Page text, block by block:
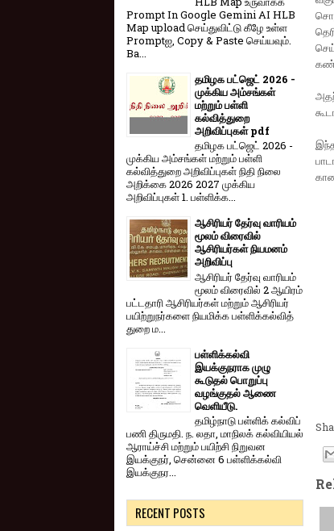
Prompt In Google Gemini AI HLB
Map upload செய்துவிட்டு கீழே உள்ள
Promptஐ, Copy & Paste செய்யவும்.
Ba...
தமிழக பட்ஜெட் 2026 -
முக்கிய அம்சங்கள்
மற்றும் பள்ளி
கல்வித்துறை
அறிவிப்புகள் pdf
தமிழக பட்ஜெட் 2026 -
முக்கிய அம்சங்கள் மற்றும் பள்ளி
கல்வித்துறை அறிவிப்புகள் நிதி நிலை
அறிக்கை 2026 2027 முக்கிய
அறிவிப்புகள் 1. பள்ளிக்க...
ஆசிரியர் தேர்வு வாரியம்
மூலம் விரைவில்
ஆசிரியர்கள் நியமனம்
அறிவிப்பு
ஆசிரியர் தேர்வு வாரி​யம்
மூலம் விரை​வில் 2 ஆயிரம்
பட்​ட​தாரி ஆசிரியர்​கள் மற்​றும் ஆசிரியர்
பயிற்றுநர்​களை நியமிக்க பள்​ளிக்​கல்​வித்​
துறை ம...
பள்ளிக்கல்வி
இயக்குநராக முழு
கூடுதல் பொறுப்பு
வழங்குதல் ஆணை
வெளியீடு.
தமிழ்நாடு பள்ளிக் கல்விப்
பணி திருமதி. ந. லதா, மாநிலக் கல்வியியல்
ஆராய்ச்சி மற்றும் பயிற்சி நிறுவன
இயக்குநர், சென்னை 6 பள்ளிக்கல்வி
இயக்குநர...
RECENT POSTS